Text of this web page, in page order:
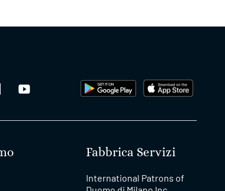
Fabbrica Servizi
International Patrons of